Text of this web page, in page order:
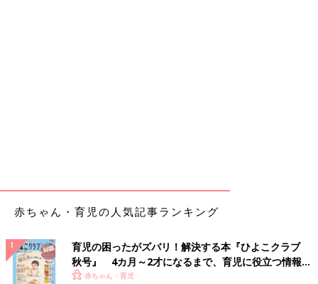
ろう誘ってくれました。その友人が見つけてきてくれたのが、今
の所属事務所でもある人力舎のスクールです。そこから相方と2
人で本格的にお笑いをめざすことにしましたが、そのコンビは僕
ていて、誘われたほうの僕が今もこうして人力舎でお笑い芸人を
やっています。人生って不思議ですね。
赤ちゃん・育児の人気記事ランキング
育児の困ったがズバリ！解決する本『ひよこクラブ
秋号』 4カ月～2才になるまで、育児に役立つ情報が
いっぱい！
赤ちゃん・育児